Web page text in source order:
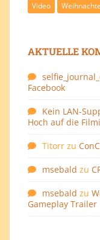
Video
AKTUELLE
Facebook
Kein LAN-
Hoch auf die
Titorr zu
msebald zu
msebald zu
Gameplay Trailer